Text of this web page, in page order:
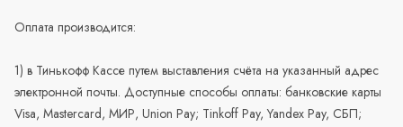
Оплата производится:
1) в Тинькофф Кассе путем выставления счёта на указанный адрес
электронной почты. Доступные способы оплаты: банковские карты
Visa, Mastercard, МИР, Union Pay; Tinkoff Pay, Yandex Pay, СБП;